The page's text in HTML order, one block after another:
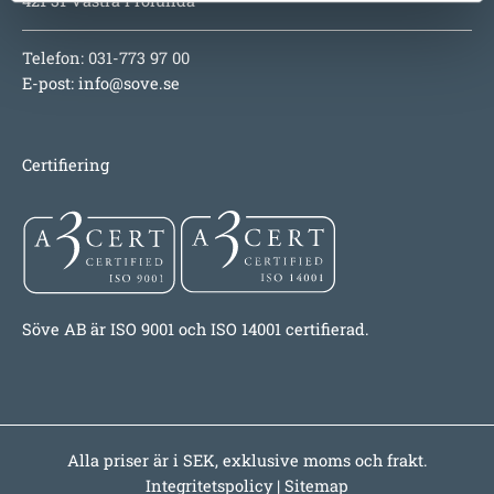
Telefon: 031-773 97 00
E-post: info@sove.se
Certifiering
Söve AB är ISO 9001 och ISO 14001 certifierad.
Alla priser är i SEK, exklusive moms och frakt.
Integritetspolicy| Sitemap